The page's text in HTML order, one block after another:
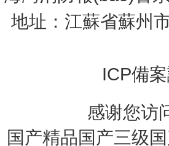
地址：江蘇省蘇州
ICP備
感谢您访
国产精品国产三级